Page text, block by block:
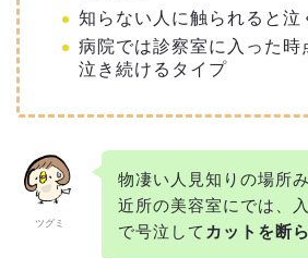
知らない人に触られると泣
病院では診察室に入った時
泣き続けるタイプ
ツグミ
物凄い人見知りの場所み
近所の美容室にでは、
で号泣して カットを断